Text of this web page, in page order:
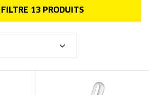
FILTRE 13 PRODUITS